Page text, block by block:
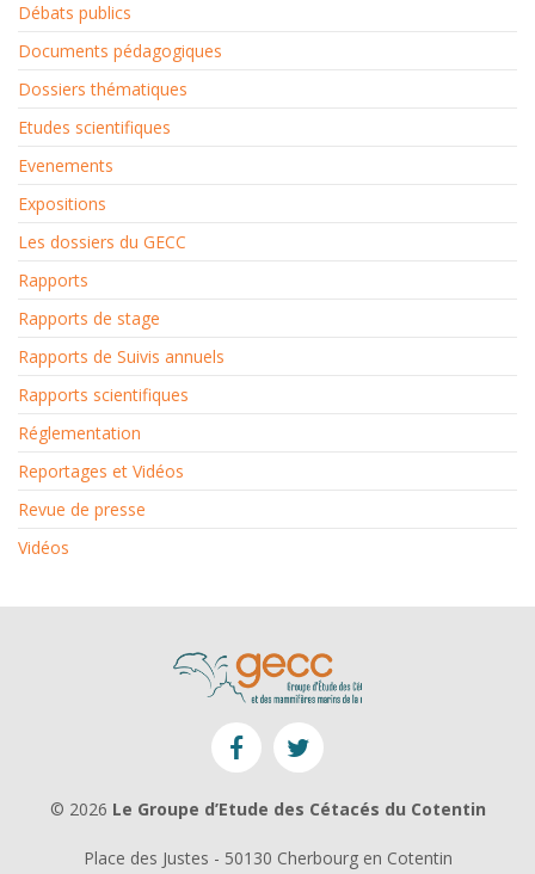
Débats publics
Documents pédagogiques
Dossiers thématiques
Etudes scientifiques
Evenements
Expositions
Les dossiers du GECC
Rapports
Rapports de stage
Rapports de Suivis annuels
Rapports scientifiques
Réglementation
Reportages et Vidéos
Revue de presse
Vidéos
© 2026 Le Groupe d’Etude des Cétacés du Cotentin
Place des Justes - 50130 Cherbourg en Cotentin